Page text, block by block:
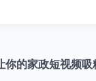
你的家政短视频